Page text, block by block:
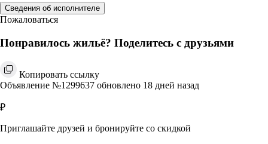
Сведения об исполнителе
Пожаловаться
Понравилось жильё? Поделитесь с друзьями
Копировать ссылку
Объявление №1299637 обновлено 18 дней назад
₽
Приглашайте друзей и бронируйте со скидкой